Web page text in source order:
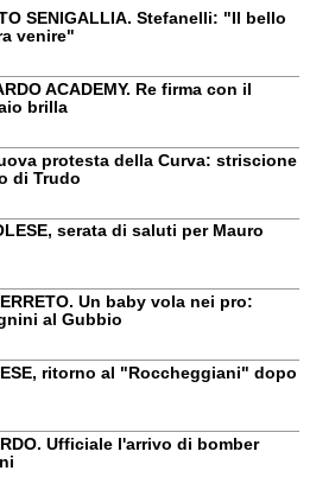
SENIGALLIA. Stefanelli: "Il bello
venire"
ACADEMY. Re firma con il
brilla
protesta della Curva: striscione
di Trudo
serata di saluti per Mauro
Un baby vola nei pro:
al Gubbio
ritorno al "Roccheggiani" dopo
Ufficiale l'arrivo di bomber